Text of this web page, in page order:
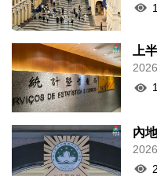
上
內